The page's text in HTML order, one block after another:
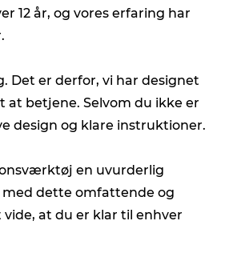
12 år, og vores erfaring har
Det er derfor, vi har designet
betjene. Selvom du ikke er
design og klare instruktioner.
en uvurderlig
dette omfattende og
at du er klar til enhver